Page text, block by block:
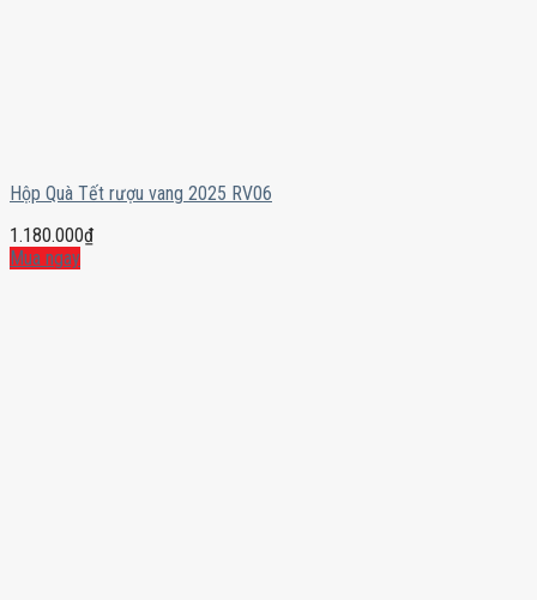
Hộp Quà Tết rượu vang 2025 RV06
1.180.000₫
Mua ngay